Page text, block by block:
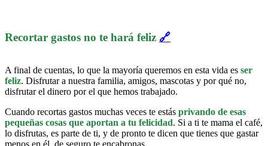
Recortar gastos no te hará feliz 🔗
A final de cuentas, lo que la mayoría queremos en esta vida es ser
feliz. Disfrutar a nuestra familia, amigos, mascotas y por qué no,
disfrutar el dinero por el que hemos trabajado.
Cuando recortas gastos muchas veces te estás privando de esas
pequeñas cosas que aportan a tu felicidad. Si a ti te mama el café,
lo disfrutas, es parte de ti, y de pronto te dicen que tienes que gastar
menos en él, de seguro te encabronas.